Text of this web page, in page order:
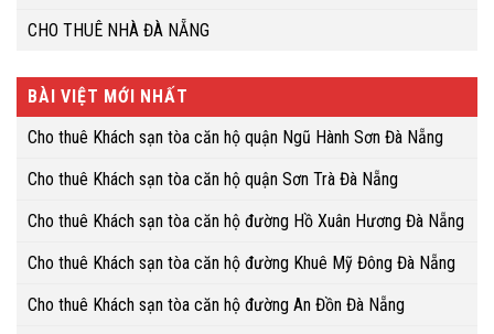
CHO THUÊ NHÀ ĐÀ NẴNG
BÀI VIỆT MỚI NHẤT
Cho thuê Khách sạn tòa căn hộ quận Ngũ Hành Sơn Đà Nẵng
Cho thuê Khách sạn tòa căn hộ quận Sơn Trà Đà Nẵng
Cho thuê Khách sạn tòa căn hộ đường Hồ Xuân Hương Đà Nẵng
Cho thuê Khách sạn tòa căn hộ đường Khuê Mỹ Đông Đà Nẵng
Cho thuê Khách sạn tòa căn hộ đường An Đồn Đà Nẵng